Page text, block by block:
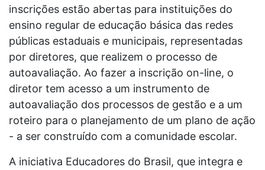
inscrições estão abertas para instituições do
ensino regular de educação básica das redes
públicas estaduais e municipais, representadas
por diretores, que realizem o processo de
autoavaliação. Ao fazer a inscrição on-line, o
diretor tem acesso a um instrumento de
autoavaliação dos processos de gestão e a um
roteiro para o planejamento de um plano de ação
- a ser construído com a comunidade escolar.
A iniciativa Educadores do Brasil, que integra e